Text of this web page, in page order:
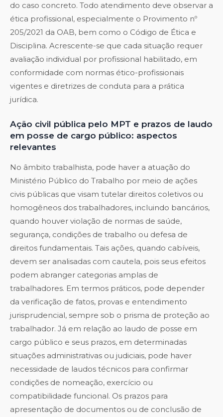
do caso concreto. Todo atendimento deve observar a
ética profissional, especialmente o Provimento nº
205/2021 da OAB, bem como o Código de Ética e
Disciplina. Acrescente-se que cada situação requer
avaliação individual por profissional habilitado, em
conformidade com normas ético-profissionais
vigentes e diretrizes de conduta para a prática
jurídica.
Ação civil pública pelo MPT e prazos de laudo
em posse de cargo público: aspectos
relevantes
No âmbito trabalhista, pode haver a atuação do
Ministério Público do Trabalho por meio de ações
civis públicas que visam tutelar direitos coletivos ou
homogêneos dos trabalhadores, incluindo bancários,
quando houver violação de normas de saúde,
segurança, condições de trabalho ou defesa de
direitos fundamentais. Tais ações, quando cabíveis,
devem ser analisadas com cautela, pois seus efeitos
podem abranger categorias amplas de
trabalhadores. Em termos práticos, pode depender
da verificação de fatos, provas e entendimento
jurisprudencial, sempre sob o prisma de proteção ao
trabalhador. Já em relação ao laudo de posse em
cargo público e seus prazos, em determinadas
situações administrativas ou judiciais, pode haver
necessidade de laudos técnicos para confirmar
condições de nomeação, exercício ou
compatibilidade funcional. Os prazos para
apresentação de documentos ou de conclusão de